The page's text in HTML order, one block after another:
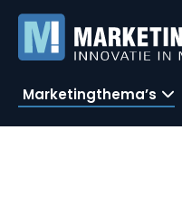
Marketingthema’s